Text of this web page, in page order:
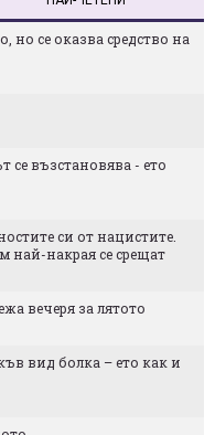
но се оказва средство на
се възстановява - ето
си от нацистите.
най-накрая се срещат
вечеря за лятото
вид болка – ето как и